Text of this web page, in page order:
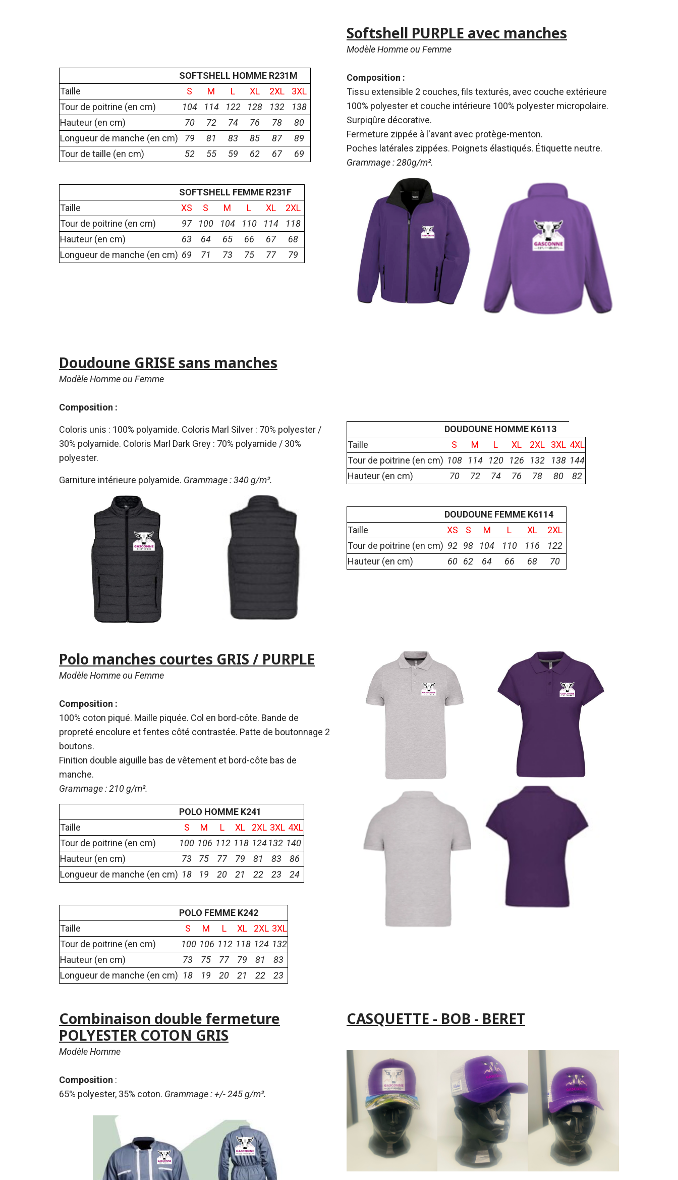
SOFTSHELL HOMME R231M
Taille
S M L XL 2XL
3XL
Tour de poitrine (en cm)
104 114 122 128 132
138
Hauteur (en cm)
70 72 74 76 78
80
Longueur de manche (en cm)
79 81 83 85 87
89
Tour de taille (en cm)
52 55 59 62 67 69
SOFTSHELL FEMME R231F
Taille
XS S M L XL
2XL
Tour de poitrine (en cm)
97 100 104 110 114
118
Hauteur (en cm)
63 64 65 66 67
68
Longueur de manche (en cm) 69 71 73 75 77 79
Softshell PURPLE avec manches
Modèle Homme ou Femme
Composition :
Tissu extensible 2 couches, fils texturés, avec couche extérieure
100% polyester et couche intérieure 100% polyester micropolaire.
Surpiqûre décorative.
Fermeture zippée à l'avant avec protège-menton.
Poches latérales zippées. Poignets élastiqués. Étiquette neutre.
Grammage : 280g/m².
Doudoune GRISE sans manches
Modèle Homme ou Femme
Composition :
Coloris unis : 100% polyamide. Coloris Marl Silver : 70% polyester /
30% polyamide. Coloris Marl Dark Grey : 70% polyamide / 30%
polyester.
Garniture intérieure polyamide. Grammage : 340 g/m².
DOUDOUNE HOMME K6113
Taille
S M L XL 2XL 3XL 4XL
Tour de poitrine (en cm) 108 114 120 126 132 138 144
Hauteur (en cm)
70 72 74 76 78 80 82
DOUDOUNE FEMME K6114
Taille
XS S M L XL
2XL
Tour de poitrine (en cm) 92 98 104 110 116
122
Hauteur (en cm)
60 62 64 66 68 70
Polo manches courtes GRIS / PURPLE
Modèle Homme ou Femme
Composition :
100% coton piqué. Maille piquée. Col en bord-côte. Bande de
propreté encolure et fentes côté contrastée. Patte de boutonnage 2
boutons.
Finition double aiguille bas de vêtement et bord-côte bas de
manche.
Grammage : 210 g/m².
POLO HOMME K241
Taille
S M L XL 2XL 3XL 4XL
Tour de poitrine (en cm)
100 106 112 118 124132 140
Hauteur (en cm)
73 75 77 79 81 83
86
Longueur de manche (en cm) 18 19 20 21 22 23 24
POLO FEMME K242
Taille
S M L XL 2XL 3XL
Tour de poitrine (en cm)
100 106 112 118 124 132
Hauteur (en cm)
73 75 77 79 81
83
Longueur de manche (en cm) 18 19 20 21 22 23
Combinaison double fermeture
POLYESTER COTON GRIS
Modèle Homme
Composition :
65% polyester, 35% coton. Grammage : +/- 245 g/m².
CASQUETTE - BOB - BERET